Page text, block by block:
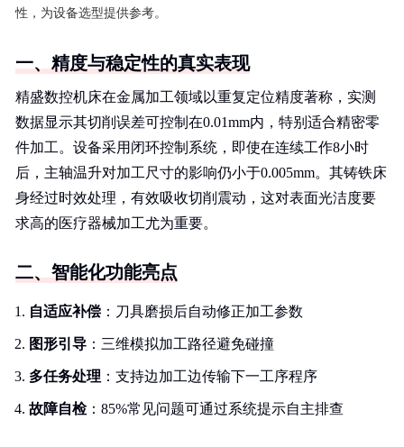
性，为设备选型提供参考。
一、精度与稳定性的真实表现
精盛数控机床在金属加工领域以重复定位精度著称，实测
数据显示其切削误差可控制在0.01mm内，特别适合精密零
件加工。设备采用闭环控制系统，即使在连续工作8小时
后，主轴温升对加工尺寸的影响仍小于0.005mm。其铸铁床
身经过时效处理，有效吸收切削震动，这对表面光洁度要
求高的医疗器械加工尤为重要。
二、智能化功能亮点
自适应补偿 ：刀具磨损后自动修正加工参数
图形引导 ：三维模拟加工路径避免碰撞
多任务处理 ：支持边加工边传输下一工序程序
故障自检：85%常见问题可通过系统提示自主排查